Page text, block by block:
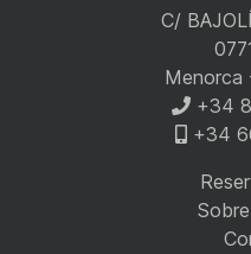
C/
Menorca
+34
+34